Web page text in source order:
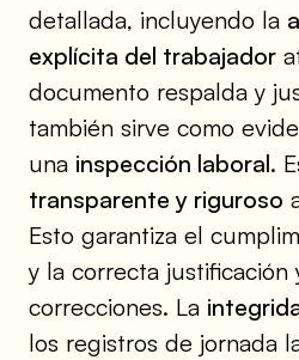
detallada, incluyendo la
explícita del trabajador
documento respalda y
también sirve como
una inspección laboral.
transparente y riguroso
Esto garantiza el
y la correcta justificación
correcciones. La
los registros de jornada